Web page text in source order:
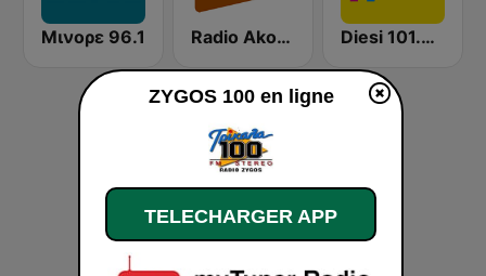
Μινορε 96.1 Radio Akous Palko Diesi 101.3 FM
ZYGOS 100 en ligne
TELECHARGER APP